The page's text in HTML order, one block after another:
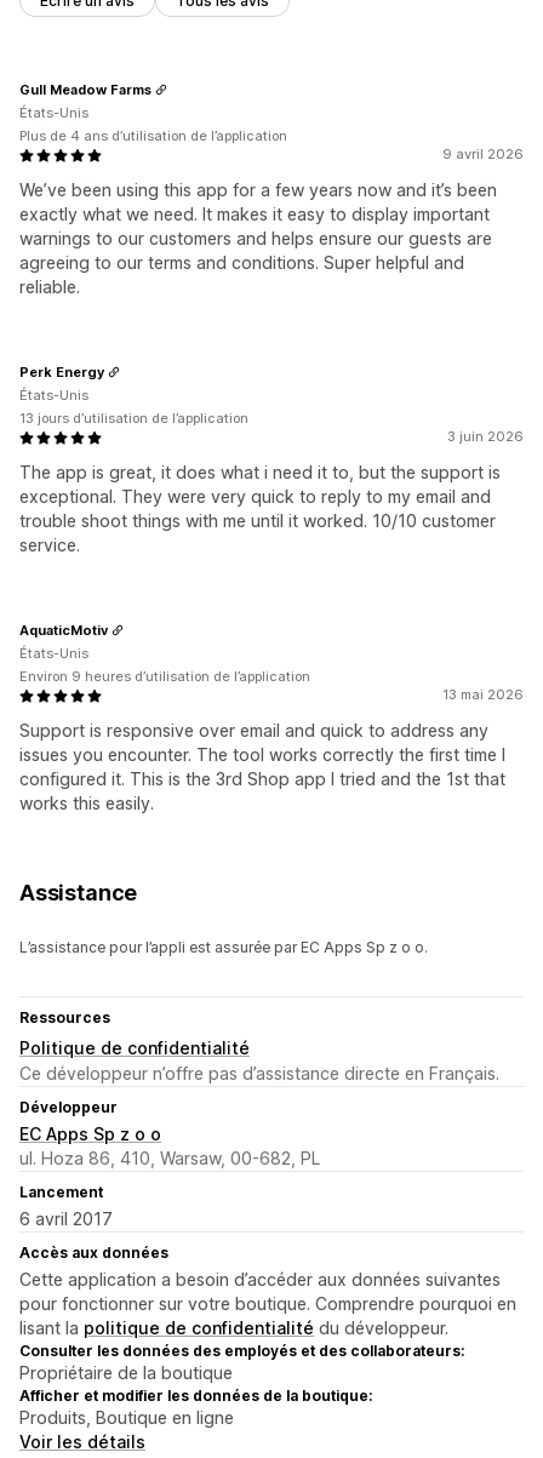
9 avril 2026
We’ve been using this app for a few years now and it’s been
exactly what we need. It makes it easy to display important
warnings to our customers and helps ensure our guests are
agreeing to our terms and conditions. Super helpful and
reliable.
Gull Meadow Farms
États-Unis
Plus de 4 ans d’utilisation de l’application
3 juin 2026
The app is great, it does what i need it to, but the support is
exceptional. They were very quick to reply to my email and
trouble shoot things with me until it worked. 10/10 customer
service.
Perk Energy
États-Unis
13 jours d’utilisation de l’application
13 mai 2026
Support is responsive over email and quick to address any
issues you encounter. The tool works correctly the first time I
configured it. This is the 3rd Shop app I tried and the 1st that
works this easily.
AquaticMotiv
États-Unis
Environ 9 heures d’utilisation de l’application
Assistance
L’assistance pour l’appli est assurée par EC Apps Sp z o o.
Ressources
Politique de confidentialité
Ce développeur n’offre pas d’assistance directe en Français.
Développeur
EC Apps Sp z o o
ul. Hoza 86, 410, Warsaw, 00-682, PL
Lancement
6 avril 2017
Accès aux données
Cette application a besoin d’accéder aux données suivantes
pour fonctionner sur votre boutique. Comprendre pourquoi en
lisant la politique de confidentialité du développeur.
Consulter les données des employés et des collaborateurs:
Propriétaire de la boutique
Afficher et modifier les données de la boutique:
Produits, Boutique en ligne
Voir les détails